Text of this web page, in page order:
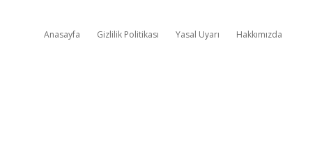
Anasayfa Gizlilik Politikası Yasal Uyarı Hakkımızda